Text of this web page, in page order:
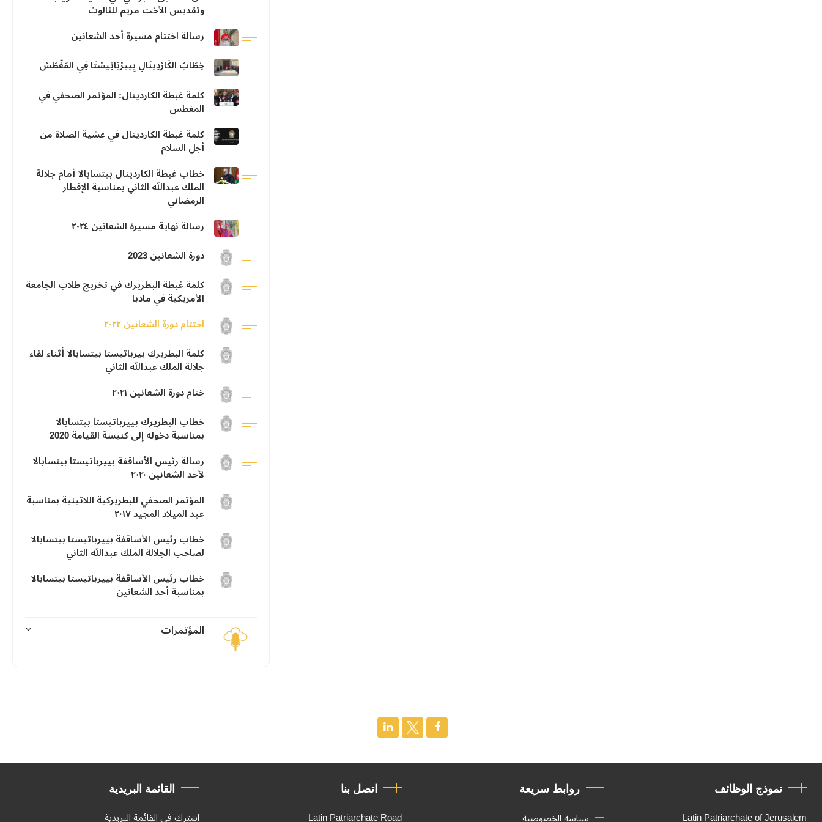
وتقديس الأخت مريم للثالوث
رسالة اختتام مسيرة أحد الشعانين
خِطَابُ الكَارْدِينَالِ بِييرْبَاتِيسْتَا فِي المَغّطَسْ
كلمة غبطة الكاردينال: المؤتمر الصحفي في
المغطس
كلمة غبطة الكاردينال في عشية الصلاة من
أجل السلام
خطاب غبطة الكاردينال بيتسابالا أمام جلالة
الملك عبدالله الثاني بمناسبة الإفطار
الرمضاني
رسالة نهاية مسيرة الشعانين ٢٠٢٤
دورة الشعانين 2023
كلمة غبطة البطريرك في تخريج طلاب الجامعة
الأمريكية في مادبا
اختتام دورة الشعانين ٢٠٢٢
كلمة البطريرك بيرباتيستا بيتسابالا أثناء لقاء
جلالة الملك عبدالله الثاني
ختام دورة الشعانين ٢٠٢١
خطاب البطريرك بييرباتيستا بيتسابالا
بمناسبة دخوله إلى كنيسة القيامة 2020
رسالة رئيس الأساقفة بييرباتيستا بيتسابالا
لأحد الشعانين ٢٠٢٠
المؤتمر الصحفي للبطريركية اللاتينية بمناسبة
عيد الميلاد المجيد ٢٠١٧
خطاب رئيس الأساقفة بييرباتيستا بيتسابالا
لصاحب الجلالة الملك عبدالله الثاني
خطاب رئيس الأساقفة بييرباتيستا بيتسابالا
بمناسبة أحد الشعانين
المؤتمرات
نموذج الوظائف
Latin Patriarchate of Jerusalem
روابط سريعة
سياسة الخصوصية
اتصل بنا
Latin Patriarchate Road
القائمة البريدية
اشترك في القائمة البريدية